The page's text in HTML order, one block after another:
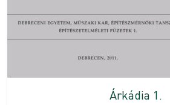
Árkádia 1.